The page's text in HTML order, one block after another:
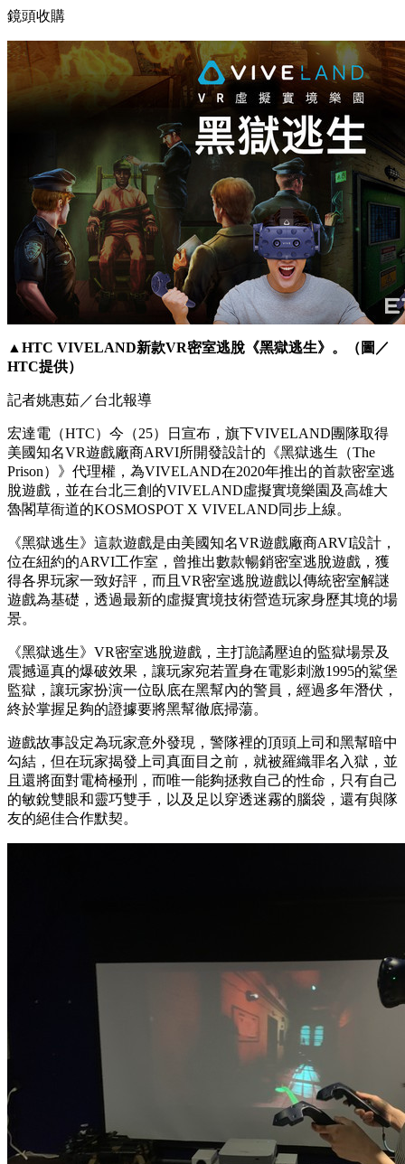
鏡頭收購
▲HTC VIVELAND新款VR密室逃脫《黑獄逃生》。（圖／
HTC提供）
記者姚惠茹／台北報導
宏達電（HTC）今（25）日宣布，旗下VIVELAND團隊取得
美國知名VR遊戲廠商ARVI所開發設計的《黑獄逃生（The
Prison）》代理權，為VIVELAND在2020年推出的首款密室逃
脫遊戲，並在台北三創的VIVELAND虛擬實境樂園及高雄大
魯閣草衙道的KOSMOSPOT X VIVELAND同步上線。
《黑獄逃生》這款遊戲是由美國知名VR遊戲廠商ARVI設計，
位在紐約的ARVI工作室，曾推出數款暢銷密室逃脫遊戲，獲
得各界玩家一致好評，而且VR密室逃脫遊戲以傳統密室解謎
遊戲為基礎，透過最新的虛擬實境技術營造玩家身歷其境的場
景。
《黑獄逃生》VR密室逃脫遊戲，主打詭譎壓迫的監獄場景及
震撼逼真的爆破效果，讓玩家宛若置身在電影刺激1995的鯊堡
監獄，讓玩家扮演一位臥底在黑幫內的警員，經過多年潛伏，
終於掌握足夠的證據要將黑幫徹底掃蕩。
遊戲故事設定為玩家意外發現，警隊裡的頂頭上司和黑幫暗中
勾結，但在玩家揭發上司真面目之前，就被羅織罪名入獄，並
且還將面對電椅極刑，而唯一能夠拯救自己的性命，只有自己
的敏銳雙眼和靈巧雙手，以及足以穿透迷霧的腦袋，還有與隊
友的絕佳合作默契。